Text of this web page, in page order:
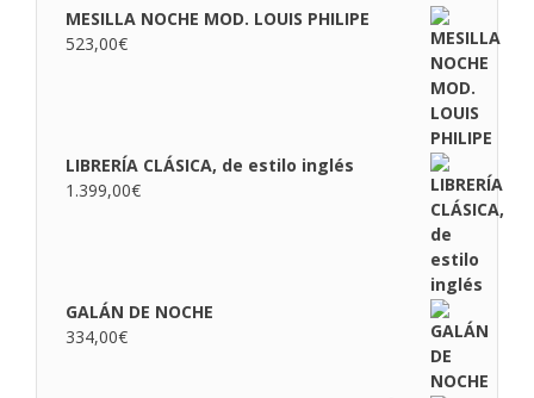
MESILLA NOCHE MOD. LOUIS PHILIPE
523,00€
LIBRERÍA CLÁSICA, de estilo inglés
1.399,00€
GALÁN DE NOCHE
334,00€